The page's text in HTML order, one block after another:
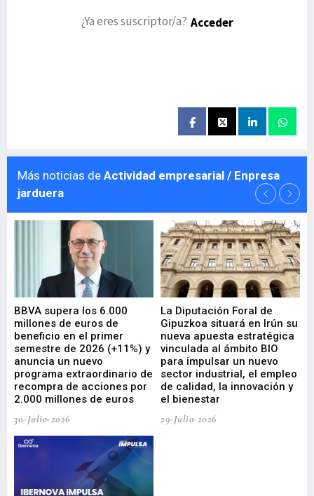
¿Ya eres suscriptor/a? Acceder
Más noticias de Actividad empresarial / Enpresa
jarduera
BBVA supera los 6.000
millones de euros de
beneficio en el primer
semestre de 2026 (+11%) y
anuncia un nuevo
programa extraordinario de
recompra de acciones por
2.000 millones de euros
30-Julio-2026
La Diputación Foral de
Gipuzkoa situará en Irún su
nueva apuesta estratégica
vinculada al ámbito BIO
para impulsar un nuevo
sector industrial, el empleo
de calidad, la innovación y
el bienestar
29-Julio-2026